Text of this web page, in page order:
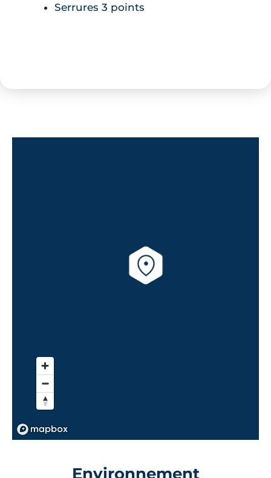
Serrures 3 points
Environnement